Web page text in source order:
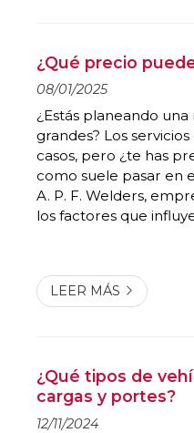
¿Qué precio
08/01/2025
¿Estás planeando
grandes? Los
casos, pero ¿te has
como suele pasar en
A. P. F. Welders,
los factores que
LEER MÁS
¿Qué tipos de
cargas y portes?
12/11/2024